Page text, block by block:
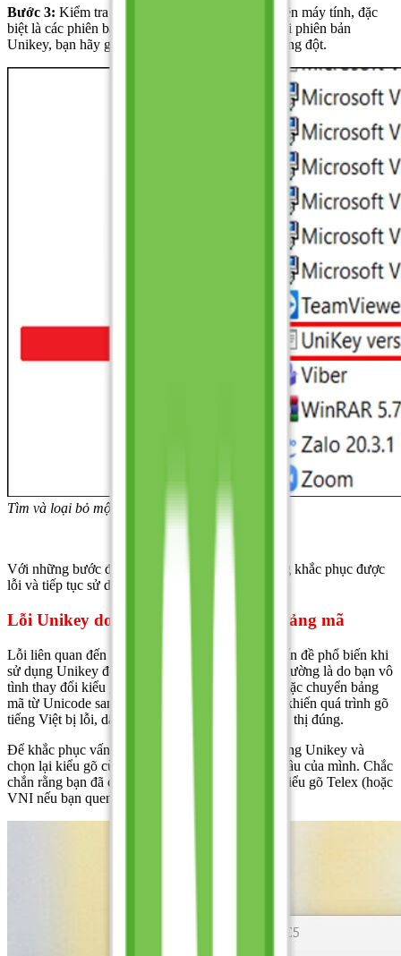
Bước 3: Kiểm tra các bộ gõ tiếng Việt đang có trên máy tính, đặc
biệt là các phiên bản Unikey. Nếu phát hiện có hai phiên bản
Unikey, bạn hãy gỡ bỏ một phiên bản để tránh xung đột.
Tìm và loại bỏ một bộ gõ Unikey
Với những bước đơn giản này, bạn có thể dễ dàng khắc phục được
lỗi và tiếp tục sử dụng Unikey một cách ổn định.
Lỗi Unikey do chọn sai kiểu gõ hoặc bảng mã
Lỗi liên quan đến kiểu gõ hoặc bảng mã là một vấn đề phổ biến khi
sử dụng Unikey để gõ tiếng Việt. Nguyên nhân thường là do bạn vô
tình thay đổi kiểu gõ, ví dụ từ Telex sang VNI, hoặc chuyển bảng
mã từ Unicode sang VNI Windows. Điều này sẽ khiến quá trình gõ
tiếng Việt bị lỗi, dấu bị thiếu hoặc chữ không hiển thị đúng.
Để khắc phục vấn đề này, bạn chỉ cần mở ứng dụng Unikey và
chọn lại kiểu gõ cùng bảng mã phù hợp với nhu cầu của mình. Chắc
chắn rằng bạn đã chọn đúng chế độ Unicode và kiểu gõ Telex (hoặc
VNI nếu bạn quen dùng)